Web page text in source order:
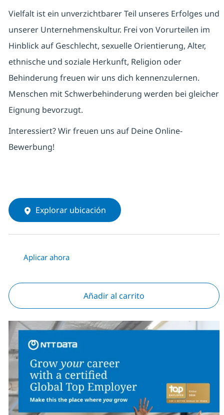
Vielfalt ist ein unverzichtbarer Teil unseres Erfolges und
unserer Unternehmenskultur. Frei von Vorurteilen im
Hinblick auf Geschlecht, sexuelle Orientierung, Alter,
ethnische und soziale Herkunft, Religion oder
Behinderung freuen wir uns dich kennenzulernen.
Menschen mit Schwerbehinderung werden bei gleicher
Eignung bevorzugt.
Interessiert? Wir freuen uns auf Deine Online-
Bewerbung!
Explorar ubicación
Aplicar ahora
Añadir al carrito